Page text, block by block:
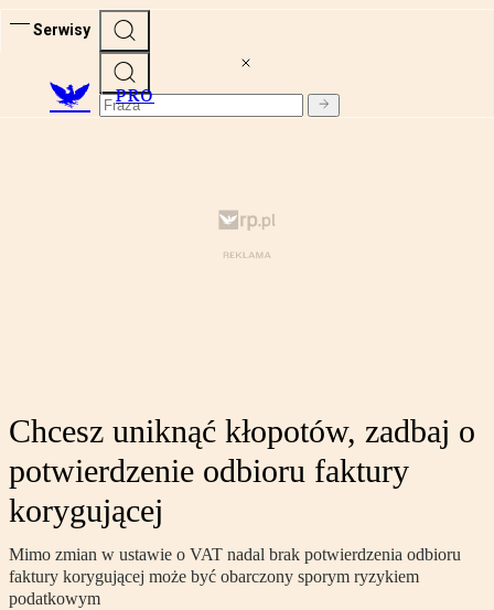
Serwisy
PRO
Chcesz uniknąć kłopotów, zadbaj o
potwierdzenie odbioru faktury
korygującej
Mimo zmian w ustawie o VAT nadal brak potwierdzenia odbioru
faktury korygującej może być obarczony sporym ryzykiem
podatkowym